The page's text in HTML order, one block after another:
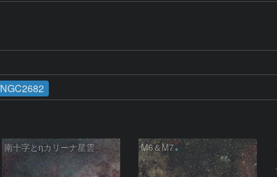
NGC2682
南十字とηカリーナ星雲 M6＆M7